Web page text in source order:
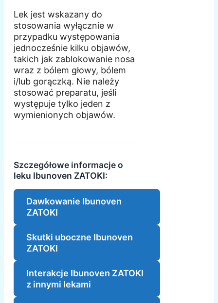
Lek jest wskazany do
stosowania wyłącznie w
przypadku występowania
jednocześnie kilku objawów,
takich jak zablokowanie nosa
wraz z bólem głowy, bólem
i/lub gorączką. Nie należy
stosować preparatu, jeśli
występuje tylko jeden z
wymienionych objawów.
Szczegółowe informacje o
leku Ibunoven ZATOKI:
Dawkowanie Ibunoven
ZATOKI
Skutki uboczne Ibunoven
ZATOKI
Interakcje Ibunoven ZATOKI
z innymi lekami